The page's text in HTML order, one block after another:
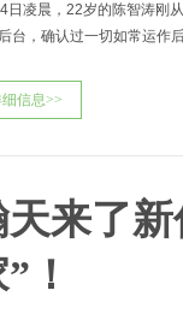
日凌晨，22岁的陈智涛刚
台，确认过一切如常运作
信息>>
天来了
！